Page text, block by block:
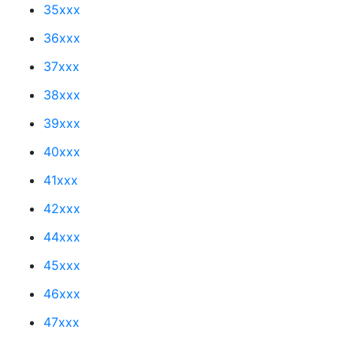
35xxx
36xxx
37xxx
38xxx
39xxx
40xxx
41xxx
42xxx
44xxx
45xxx
46xxx
47xxx